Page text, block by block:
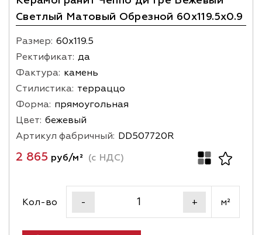
Светлый Матовый Обрезной 60x119.5x0.9
Размер: 60х119.5
Ректификат: да
Фактура: камень
Стилистика: терраццо
Форма: прямоугольная
Цвет: бежевый
Артикул фабричный: DD507720R
2 865 руб/м² (с НДС)
Кол-во - + м²